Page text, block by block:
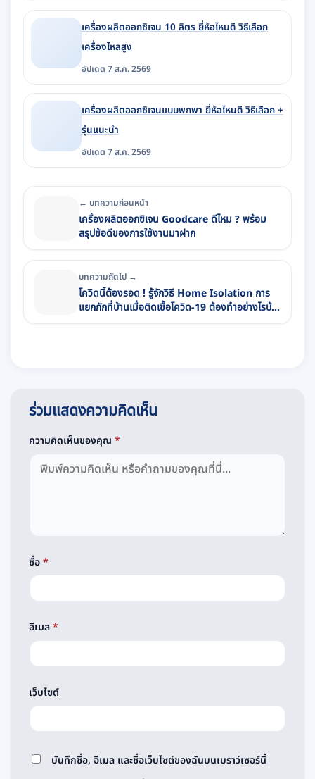
เครื่องผลิตออกซิเจน 10 ลิตร ยี่ห้อไหนดี วิธีเลือก
เครื่องไหลสูง
อัปเดต 7 ส.ค. 2569
เครื่องผลิตออกซิเจนแบบพกพา ยี่ห้อไหนดี วิธีเลือก +
รุ่นแนะนำ
อัปเดต 7 ส.ค. 2569
← บทความก่อนหน้า
เครื่องผลิตออกซิเจน Goodcare ดีไหม ? พร้อม
สรุปข้อดีของการใช้งานมาฝาก
บทความถัดไป →
โควิดนี้ต้องรอด ! รู้จักวิธี Home Isolation การ
แยกกักที่บ้านเมื่อติดเชื้อโควิด-19 ต้องทำอย่างไรบ้าง
มีข้อดี-ข้อเสียอย่างไร
ร่วมแสดงความคิดเห็น
ความคิดเห็นของคุณ *
ชื่อ*
อีเมล*
เว็บไซต์
บันทึกชื่อ, อีเมล และชื่อเว็บไซต์ของฉันบนเบราว์เซอร์นี้